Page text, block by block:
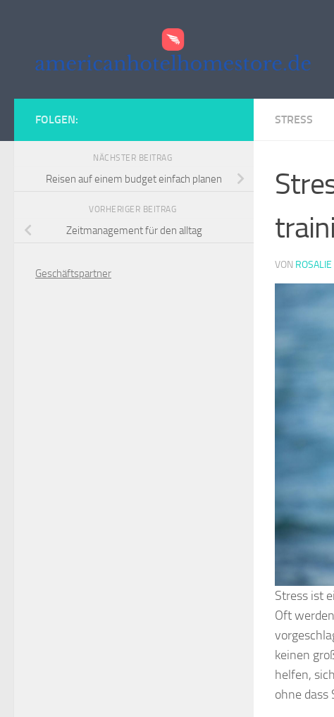
STRESS
VON ROSALIE
Stress ist
Oft
keinen
helfen,
ohne dass
FOLGEN:
NÄCHSTER BEITRAG
Reisen auf einem budget einfach planen
VORHERIGER BEITRAG
Zeitmanagement für den alltag
Geschäftspartner